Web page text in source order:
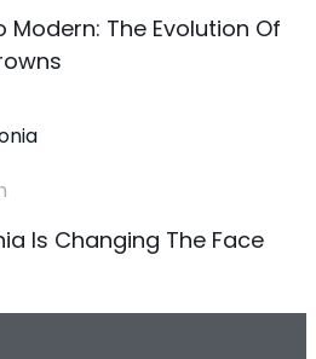
The Evolution Of
Is Changing The Face